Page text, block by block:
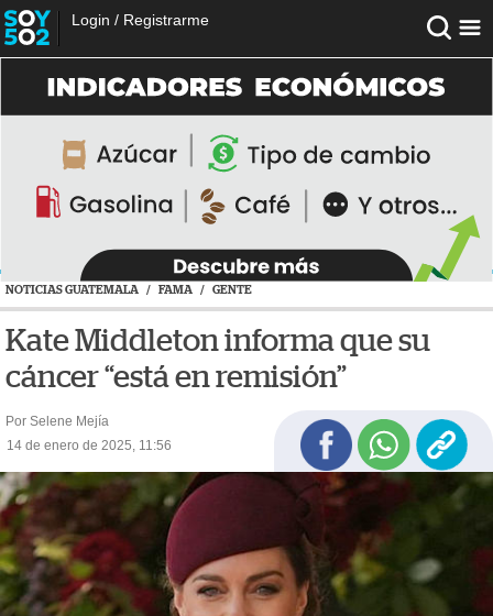
Login / Registrarme
NOTICIAS GUATEMALA / FAMA / GENTE
Kate Middleton informa que su
cáncer “está en remisión”
Por Selene Mejía
14 de enero de 2025, 11:56